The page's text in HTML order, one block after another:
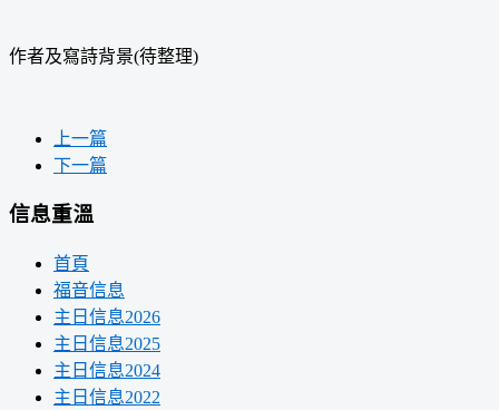
作者及寫詩背景(待整理)
上一篇
下一篇
信息重溫
首頁
福音信息
主日信息2026
主日信息2025
主日信息2024
主日信息2022